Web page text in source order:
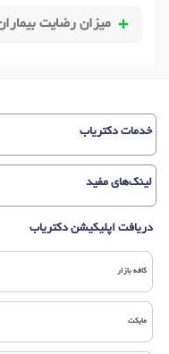
میزان رضایت
خدمات دکتریاب
لینک‌های مفید
دریافت اپلیکیشن دکتریاب
کافه بازار
مایکت